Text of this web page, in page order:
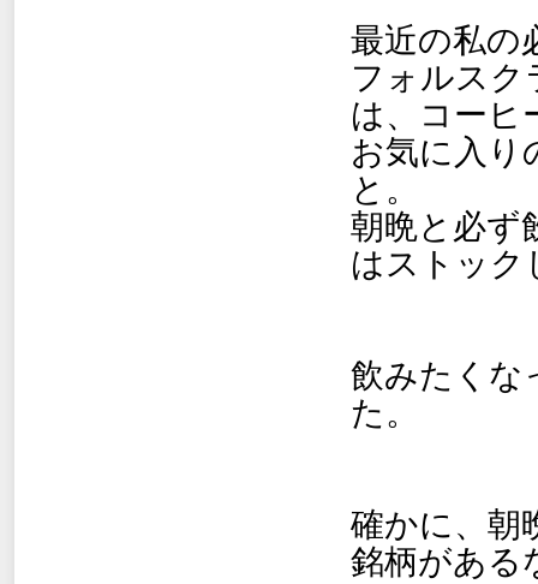
最近の私の
フォルスク
は、コーヒ
お気に入り
と。
朝晩と必ず
はストック
飲みたくな
た。
確かに、朝
銘柄がある